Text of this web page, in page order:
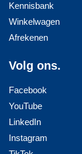
Kennisbank
Winkelwagen
Afrekenen
Volg ons.
Facebook
YouTube
LinkedIn
Instagram